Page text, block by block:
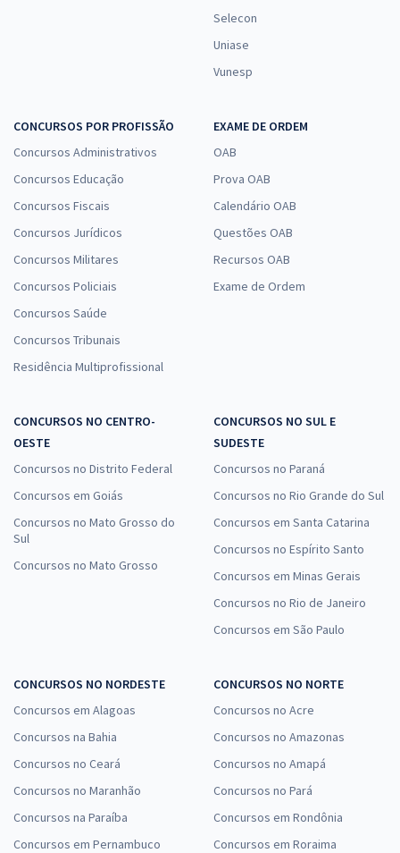
Selecon
Uniase
Vunesp
CONCURSOS POR PROFISSÃO
Concursos Administrativos
Concursos Educação
Concursos Fiscais
Concursos Jurídicos
Concursos Militares
Concursos Policiais
Concursos Saúde
Concursos Tribunais
Residência Multiprofissional
EXAME DE ORDEM
OAB
Prova OAB
Calendário OAB
Questões OAB
Recursos OAB
Exame de Ordem
CONCURSOS NO CENTRO-
OESTE
Concursos no Distrito Federal
Concursos em Goiás
Concursos no Mato Grosso do
Sul
Concursos no Mato Grosso
CONCURSOS NO SUL E
SUDESTE
Concursos no Paraná
Concursos no Rio Grande do Sul
Concursos em Santa Catarina
Concursos no Espírito Santo
Concursos em Minas Gerais
Concursos no Rio de Janeiro
Concursos em São Paulo
CONCURSOS NO NORDESTE
Concursos em Alagoas
Concursos na Bahia
Concursos no Ceará
Concursos no Maranhão
Concursos na Paraíba
Concursos em Pernambuco
CONCURSOS NO NORTE
Concursos no Acre
Concursos no Amazonas
Concursos no Amapá
Concursos no Pará
Concursos em Rondônia
Concursos em Roraima